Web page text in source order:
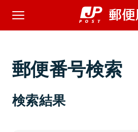
郵便番号検索
検索結果